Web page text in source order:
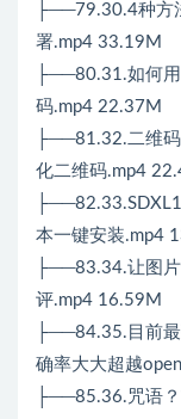
├──79.30.4种方
署.mp4 33.19M
├──80.31.如何
码.mp4 22.37M
├──81.32.二维
化二维码.mp4
本一键安装.mp4
├──83.34.让图片
评.mp4 16.59M
├──84.35.目前
确率大大超越
├──85.36.咒语